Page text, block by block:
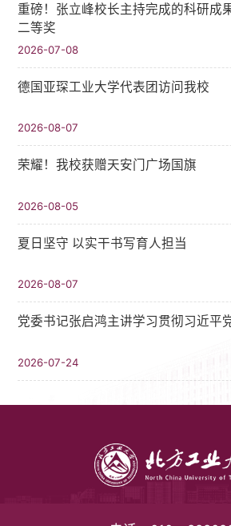
重磅！张立峰校长主持完成的科研成
二等奖
2026-07-08
德国亚琛工业大学代表团访问我校
2026-08-07
荣耀！我校获赠天安门广场国旗
2026-08-05
夏日坚守 以实干书写育人担当
2026-08-07
党委书记张启鸿主讲学习贯彻习近平
2026-07-24